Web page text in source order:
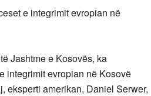
e integrimit evropian në
Jashtme e Kosovës, ka
integrimit evropian në Kosovë
eksperti amerikan, Daniel Serwer,